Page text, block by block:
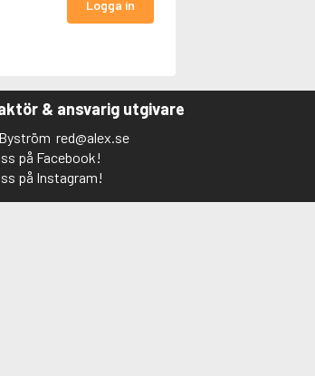
Logga in
& ansvarig utgivare
red@alex.se
på Facebook!
på Instagram!